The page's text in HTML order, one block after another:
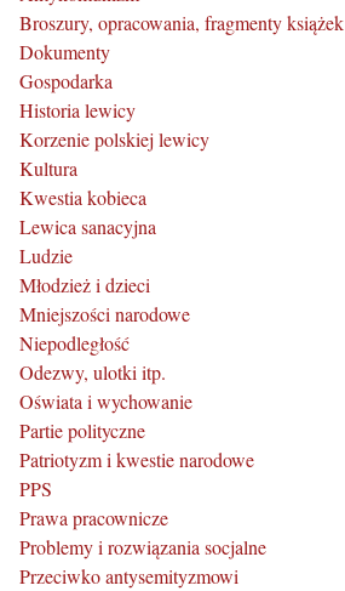
Broszury, opracowania, fragmenty książek
Dokumenty
Gospodarka
Historia lewicy
Korzenie polskiej lewicy
Kultura
Kwestia kobieca
Lewica sanacyjna
Ludzie
Młodzież i dzieci
Mniejszości narodowe
Niepodległość
Odezwy, ulotki itp.
Oświata i wychowanie
Partie polityczne
Patriotyzm i kwestie narodowe
PPS
Prawa pracownicze
Problemy i rozwiązania socjalne
Przeciwko antysemityzmowi